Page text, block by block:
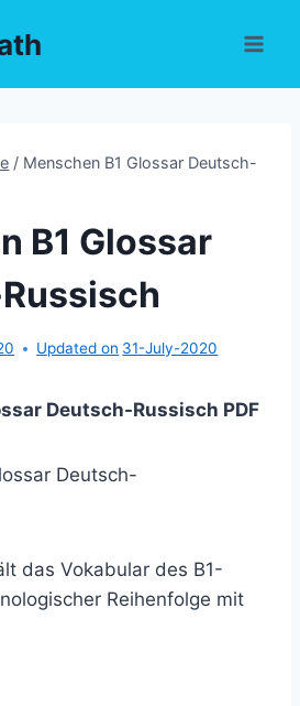
/ Menschen B1 Glossar Deutsch-
B1 Glossar
Updated on 31-July-2020
Deutsch-Russisch PDF
das Vokabular des B1-
Reihenfolge mit